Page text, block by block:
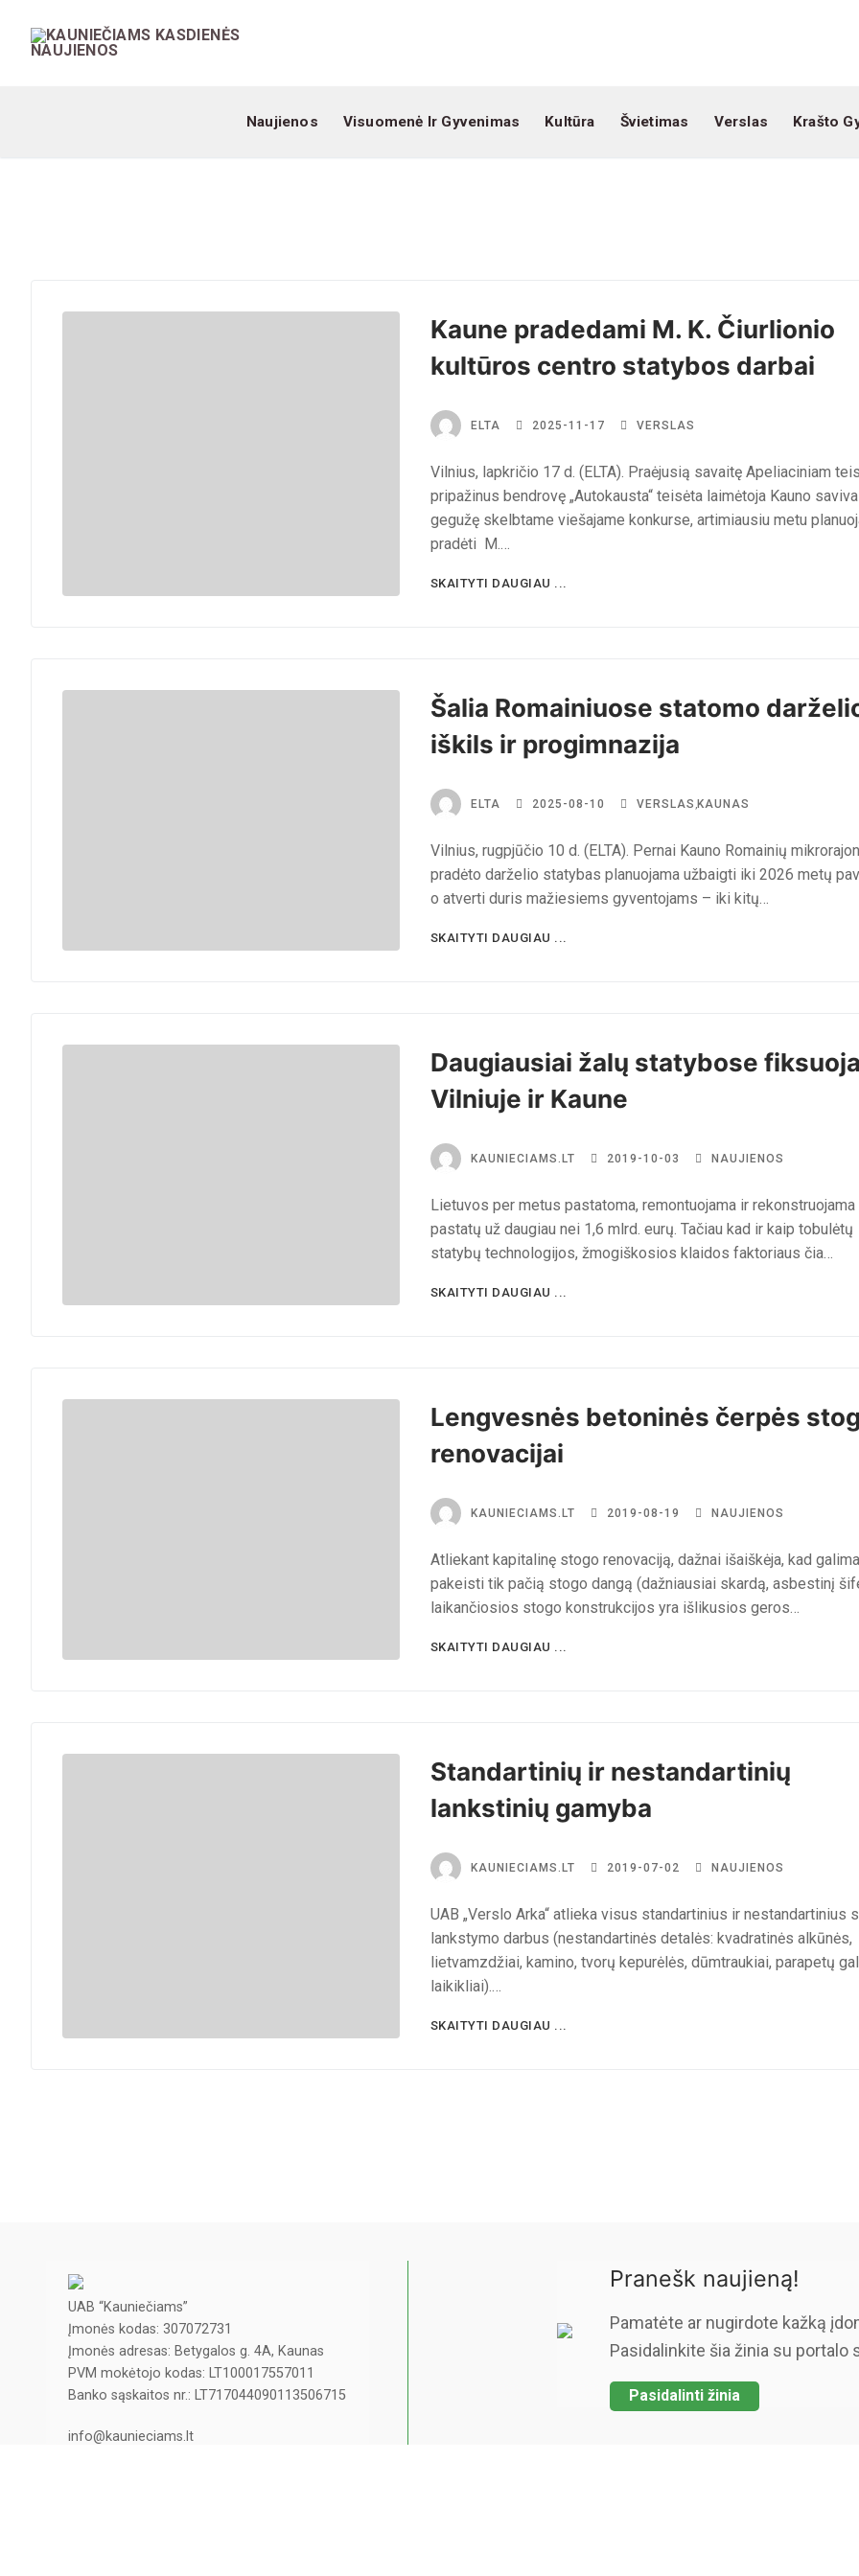
Naujienos Visuomenė Ir Gyvenimas Kultūra Švietimas Verslas Krašto
Kaune pradedami M. K. Čiurlionio
kultūros centro statybos darbai
ELTA 2025-11-17 VERSLAS
Vilnius, lapkričio 17 d. (ELTA). Praėjusią savaitę Apeliaciniam
pripažinus bendrovę „Autokausta“ teisėta laimėtoja Kauno
gegužę skelbtame viešajame konkurse, artimiausiu metu
pradėti M.…
SKAITYTI DAUGIAU ...
Šalia Romainiuose statomo
iškils ir progimnazija
ELTA 2025-08-10 VERSLAS ,KAUNAS
Vilnius, rugpjūčio 10 d. (ELTA). Pernai Kauno Romainių
pradėto darželio statybas planuojama užbaigti iki 2026 metų
o atverti duris mažiesiems gyventojams – iki kitų…
SKAITYTI DAUGIAU ...
Daugiausiai žalų statybose
Vilniuje ir Kaune
KAUNIECIAMS.LT 2019-10-03 NAUJIENOS
Lietuvos per metus pastatoma, remontuojama ir rekonstruojama
pastatų už daugiau nei 1,6 mlrd. eurų. Tačiau kad ir kaip tobulėtų
statybų technologijos, žmogiškosios klaidos faktoriaus čia…
SKAITYTI DAUGIAU ...
Lengvesnės betoninės čerpės
renovacijai
KAUNIECIAMS.LT 2019-08-19 NAUJIENOS
Atliekant kapitalinę stogo renovaciją, dažnai išaiškėja, kad
pakeisti tik pačią stogo dangą (dažniausiai skardą, asbestinį
laikančiosios stogo konstrukcijos yra išlikusios geros…
SKAITYTI DAUGIAU ...
Standartinių ir nestandartinių
lankstinių gamyba
KAUNIECIAMS.LT 2019-07-02 NAUJIENOS
UAB „Verslo Arka“ atlieka visus standartinius ir nestandartinius
lankstymo darbus (nestandartinės detalės: kvadratinės alkūnės,
lietvamzdžiai, kamino, tvorų kepurėlės, dūmtraukiai, parapetų
laikikliai).…
SKAITYTI DAUGIAU ...
UAB “Kauniečiams”
Įmonės kodas: 307072731
Įmonės adresas: Betygalos g. 4A, Kaunas
PVM mokėtojo kodas: LT100017557011
Banko sąskaitos nr.: LT717044090113506715
info@kaunieciams.lt
Pranešk naujieną!
Pamatėte ar nugirdote kažką
Pasidalinkite šia žinia su portalo
Pasidalinti žinia